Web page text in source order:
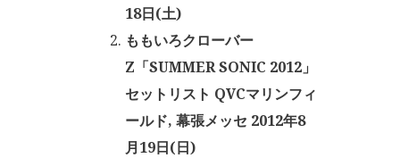
18日(土)
ももいろクローバー
Z「SUMMER SONIC 2012」
セットリスト QVCマリンフィ
ールド, 幕張メッセ 2012年8
月19日(日)